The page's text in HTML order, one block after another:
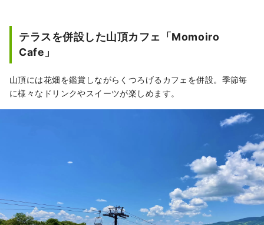
テラスを併設した山頂カフェ「Momoiro
Cafe」
山頂には花畑を鑑賞しながらくつろげるカフェを併設。季節毎
に様々なドリンクやスイーツが楽しめます。